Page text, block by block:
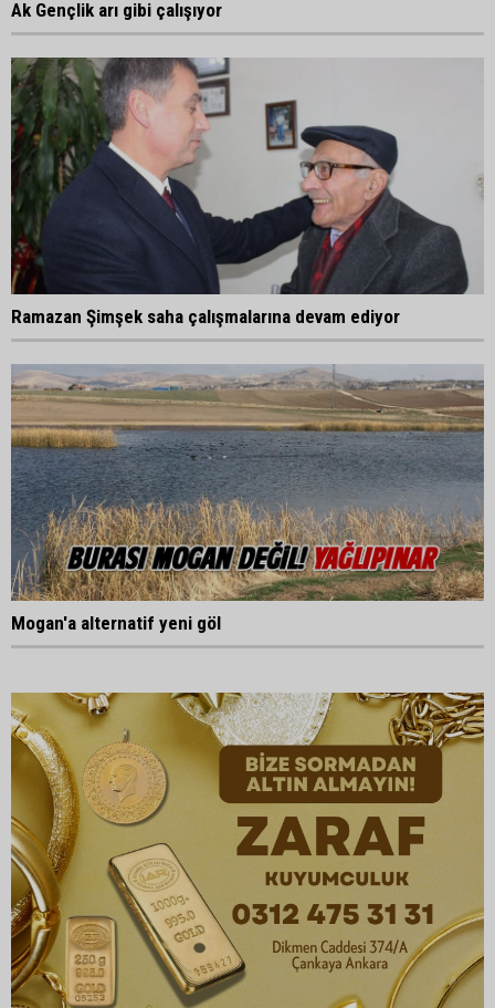
Ak Gençlik arı gibi çalışıyor
Ramazan Şimşek saha çalışmalarına devam ediyor
Mogan'a alternatif yeni göl